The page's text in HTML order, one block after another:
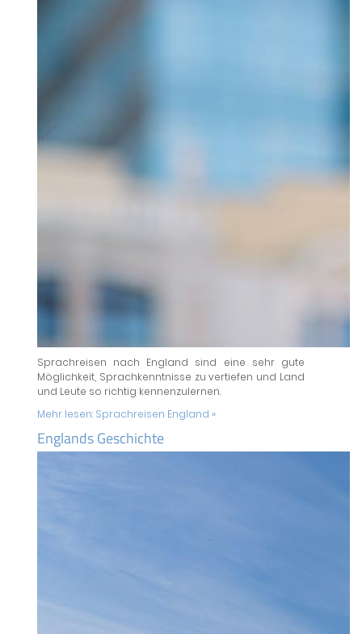
Sprachreisen nach England sind eine sehr gute
Möglichkeit, Sprachkenntnisse zu vertiefen und Land
und Leute so richtig kennenzulernen.
Mehr lesen: Sprachreisen England »
Englands Geschichte